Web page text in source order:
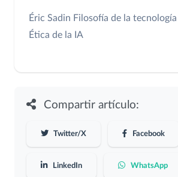
Éric Sadin Filosofía de la tecnología
Ética de la IA
Compartir artículo:
Twitter/X Facebook
LinkedIn WhatsApp